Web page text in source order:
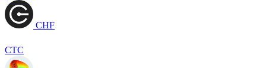
CHF
CTC